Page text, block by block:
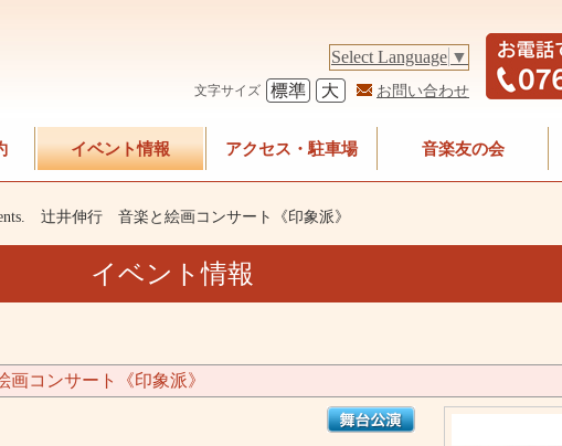
Select Language ▼
文字サイズ お問い合わせ
イベント情報 アクセス・駐車場 音楽友の会
辻井伸行 音楽と絵画コンサート《印象派》
イベント情報
コンサート《印象派》